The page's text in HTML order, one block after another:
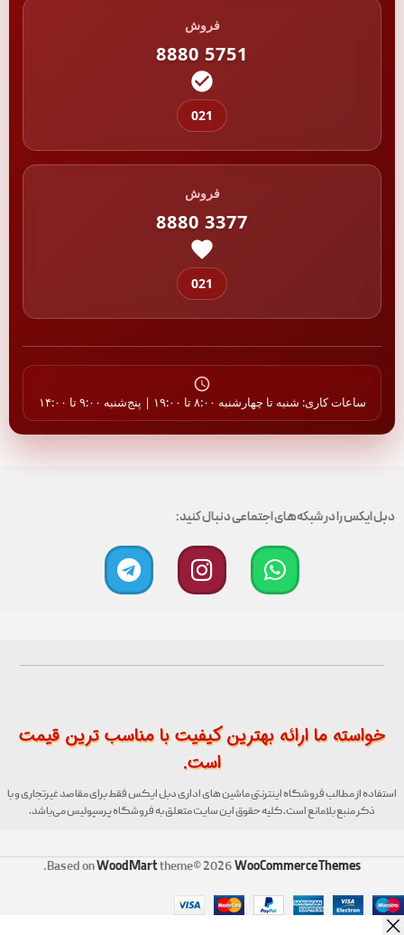
فروش
8880 5751
021
فروش
8880 3377
021
ساعات کاری: شنبه تا چهارشنبه ۸:۰۰ تا ۱۹:۰۰ | پنج‌شنبه ۹:۰۰ تا ۱۴:۰۰
دبل ایکس را در شبکه‌های اجتماعی دنبال کنید:
خواسته ما ارائه بهترین کیفیت با مناسب ترین قیمت
است.
استفاده از مطالب فروشگاه اینترنتی ماشین های اداری دبل ایکس فقط برای مقاصد غیرتجاری و با
ذکر منبع بلامانع است. کلیه حقوق این سایت متعلق به فروشگاه پرسپولیس می‌باشد.
Based onWoodMarttheme© 2026WooCommerce Themes
.